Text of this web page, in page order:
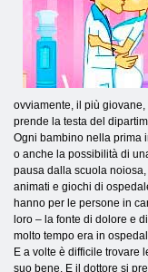
ovviamente, il più
prende la testa del
Ogni bambino nella prima
o anche la possibilità di
pausa dalla scuola
animati e giochi di
hanno per le persone in
loro – la fonte di dolore e
molto tempo era in
E a volte è difficile trovare
suo bene. E il dottore si